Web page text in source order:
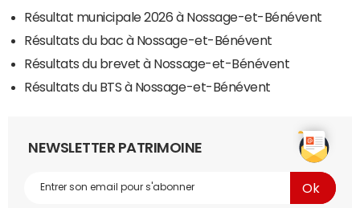
Résultat municipale 2026 à Nossage-et-Bénévent
Résultats du bac à Nossage-et-Bénévent
Résultats du brevet à Nossage-et-Bénévent
Résultats du BTS à Nossage-et-Bénévent
NEWSLETTER PATRIMOINE